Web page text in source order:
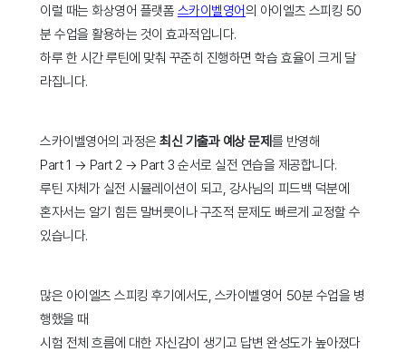
이럴 때는 화상영어 플랫폼 스카이벨영어의 아이엘츠 스피킹 50
분 수업을 활용하는 것이 효과적입니다.
하루 한 시간 루틴에 맞춰 꾸준히 진행하면 학습 효율이 크게 달
라집니다.
스카이벨영어의 과정은 최신 기출과 예상 문제 를 반영해
Part 1 → Part 2 → Part 3 순서로 실전 연습을 제공합니다.
루틴 자체가 실전 시뮬레이션이 되고, 강사님의 피드백 덕분에
혼자서는 알기 힘든 말버릇이나 구조적 문제도 빠르게 교정할 수
있습니다.
많은 아이엘츠 스피킹 후기에서도, 스카이벨영어 50분 수업을 병
행했을 때
시험 전체 흐름에 대한 자신감이 생기고 답변 완성도가 높아졌다